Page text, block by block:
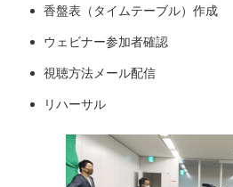
香盤表（タイムテーブル）作成
ウェビナー参加者確認
視聴方法メール配信
リハーサル